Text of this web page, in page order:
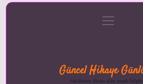
menüyü
aç
Güncel Hikaye
Sektörden ilham alan neşeli